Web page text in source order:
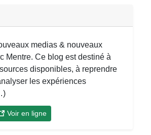
medias & nouveaux
Mentre. Ce blog est destiné à
disponibles, à reprendre
les expériences
Voir en ligne